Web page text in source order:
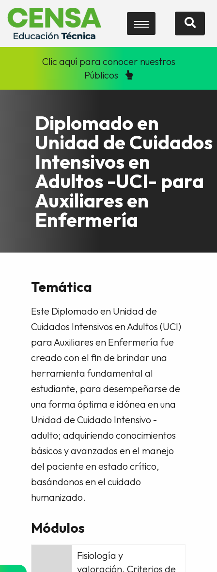
Clic aquí para conocer nuestros
Públicos
Diplomado en
Unidad de Cuidados
Intensivos en
Adultos -UCI- para
Auxiliares en
Enfermería
Temática
Este Diplomado en Unidad de
Cuidados Intensivos en Adultos (UCI)
para Auxiliares en Enfermería fue
creado con el fin de brindar una
herramienta fundamental al
estudiante, para desempeñarse de
una forma óptima e idónea en una
Unidad de Cuidado Intensivo -
adulto; adquiriendo conocimientos
básicos y avanzados en el manejo
del paciente en estado crítico,
basándonos en el cuidado
humanizado.
Módulos
Fisiología y
valoración. Criterios de